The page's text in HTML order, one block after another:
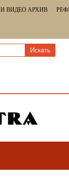
ВИДЕО АРХИВ